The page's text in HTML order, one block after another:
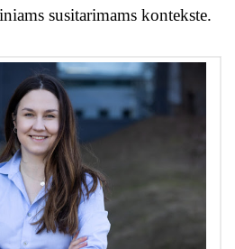
susitarimams kontekste.